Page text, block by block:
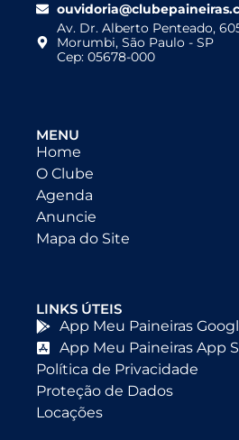
Av. Dr. Alberto Penteado,
Morumbi, São Paulo - SP
Cep: 05678-000
MENU
Home
O Clube
Agenda
Anuncie
Mapa do Site
LINKS ÚTEIS
App Meu Paineiras
App Meu Paineiras App
Política de Privacidade
Proteção de Dados
Locações